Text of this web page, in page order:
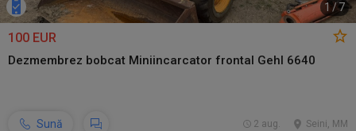
1/7
100 EUR
Dezmembrez bobcat Miniincarcator frontal Gehl 6640
Sună Seini, MM
2 aug.